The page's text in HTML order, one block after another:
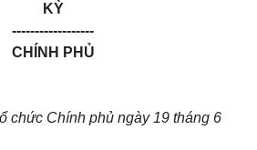
KỲ
------------------
CHÍNH PHỦ
chức Chính phủ ngày 19 tháng 6